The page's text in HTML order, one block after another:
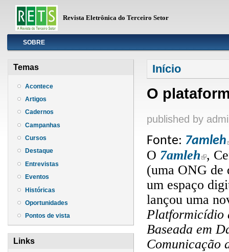
Revista Eletrônica do Terceiro Setor
InfoSOBRE
Temas
Acontece
Artigos
Cadernos
Campanhas
Cursos
Destaque
Entrevistas
Eventos
Históricas
Oportunidades
Pontos de vista
Links
Você está aqui
Início
O
published by
Fonte: 7amleh
O 7amleh (link is
,
(uma ONG de
um espaço
lançou uma
Platformicídio
Baseada em
Comunicação